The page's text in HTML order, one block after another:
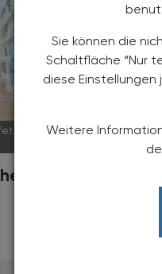
Sie können die
Schaltfläche “Nur
diese
Weitere
ab
EVENTS
Analysen